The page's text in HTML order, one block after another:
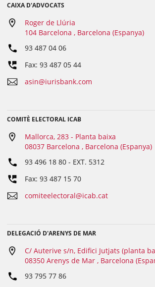
CAIXA D'ADVOCATS
Roger de Llúria
104 Barcelona , Barcelona (Espanya)
93 487 04 06
Fax: 93 487 05 44
asin@iurisbank.com
COMITÈ ELECTORAL ICAB
Mallorca, 283 - Planta baixa
08037 Barcelona , Barcelona (Espanya)
93 496 18 80 - EXT. 5312
Fax: 93 487 15 70
comiteelectoral@icab.cat
DELEGACIÓ D'ARENYS DE MAR
C/ Auterive s/n, Edifici Jutjats (planta
08350 Arenys de Mar , Barcelona
93 795 77 86